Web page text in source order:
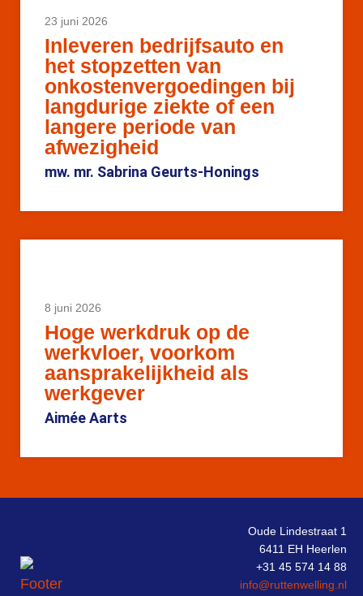
23 juni 2026
Inleveren bedrijfsauto en
het stopzetten van
onkostenvergoedingen bij
langdurige ziekte of een
langere periode van
afwezigheid
mw. mr. Sabrina Geurts-Honings
8 juni 2026
Hoge werkdruk op de
werkvloer, voorkom
aansprakelijkheid als
werkgever
Aimée Aarts
Oude Lindestraat 1
6411 EH Heerlen
+31 45 574 14 88
info@ruttenwelling.nl